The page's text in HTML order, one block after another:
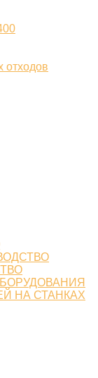
отходов
НА СТАНКАХ